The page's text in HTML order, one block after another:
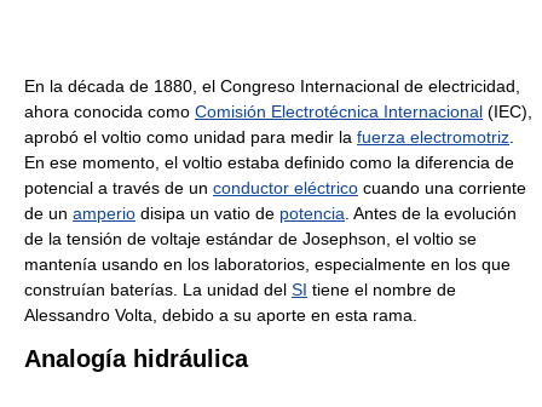
En la década de 1880, el Congreso Internacional de electricidad,
ahora conocida como Comisión Electrotécnica Internacional (IEC),
aprobó el voltio como unidad para medir la fuerza electromotriz
En ese momento, el voltio estaba definido como la diferencia de
potencial a través de un conductor eléctrico cuando una corriente
de un amperio disipa un vatio de potencia . Antes de la evolución
de la tensión de voltaje estándar de Josephson, el voltio se
mantenía usando en los laboratorios, especialmente en los que
construían baterías. La unidad del SI tiene el nombre de
Alessandro Volta, debido a su aporte en esta rama.
Analogía hidráulica